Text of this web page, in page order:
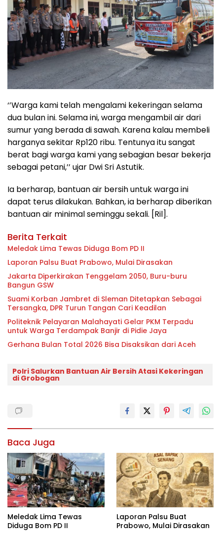
‘’Warga kami telah mengalami kekeringan selama
dua bulan ini. Selama ini, warga mengambil air dari
sumur yang berada di sawah. Karena kalau membeli
harganya sekitar Rp120 ribu. Tentunya itu sangat
berat bagi warga kami yang sebagian besar bekerja
sebagai petani,’’ ujar Dwi Sri Astutik.
Ia berharap, bantuan air bersih untuk warga ini
dapat terus dilakukan. Bahkan, ia berharap diberikan
bantuan air minimal seminggu sekali. [Ril].
Berita Terkait
Meledak Lima Tewas Diduga Bom PD II
Laporan Palsu Buat Prabowo, Mulai Dirasakan
Jakarta Diperkirakan Tenggelam 2050, Buru-buru
Bangun GSW
Suami Korban Jambret di Sleman Ditetapkan Sebagai
Tersangka, DPR Turun Tangan Cari Keadilan
Politeknik Pelayaran Malahayati Gelar PKM Terpadu
untuk Warga Terdampak Banjir di Pidie Jaya
Gerhana Bulan Total 2026 Bisa Disaksikan dari Aceh
Polri Salurkan Bantuan Air Bersih Atasi Kekeringan
di Grobogan
Baca Juga
Meledak Lima Tewas
Diduga Bom PD II
Laporan Palsu Buat
Prabowo, Mulai Dirasakan